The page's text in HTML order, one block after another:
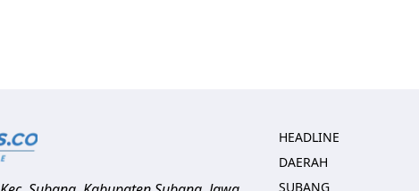
HEADLINE
DAERAH
SUBANG